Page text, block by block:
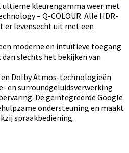
ultieme kleurengamma weer met
– Q-COLOUR. Alle HDR-
er levensecht uit met een
moderne en intuïtieve toegang
slechts het bekijken van
en Dolby Atmos-technologieën
en surroundgeluidsverwerking
De geïntegreerde Google
ondersteuning en maakt
spraakbediening.